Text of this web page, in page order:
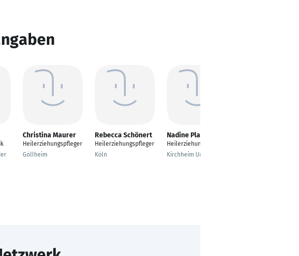
Christina Maurer
Heilerziehungspfleger
Göllheim
Rebecca Schönert
Heilerziehungspfleger
Köln
Nadine Platzer
Heilerziehungspfleger
Kirchheim Unter Teck